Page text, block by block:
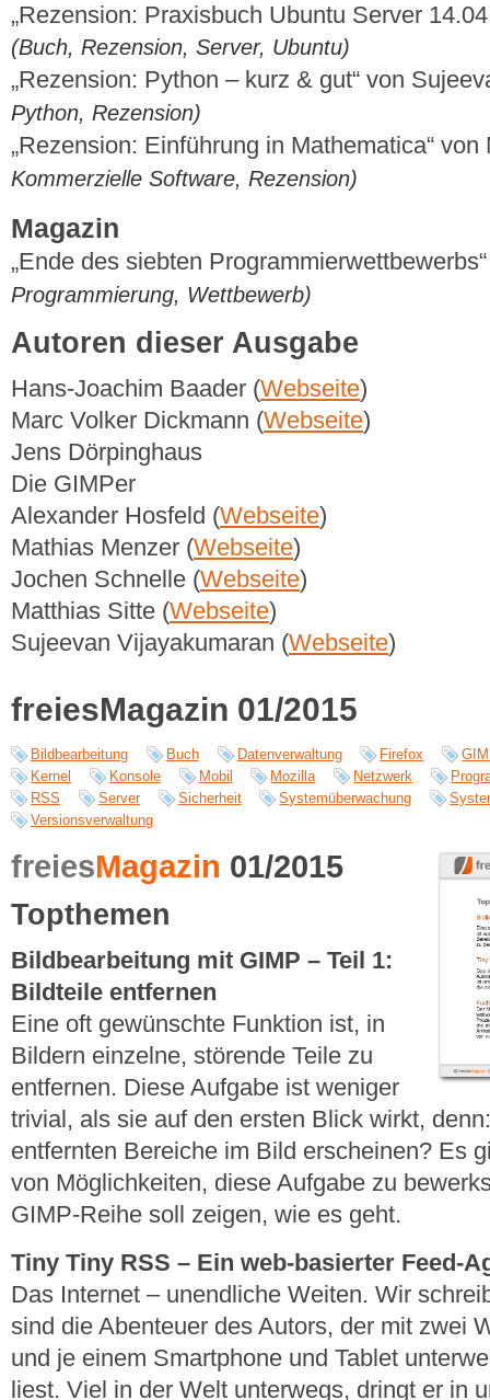
„Rezension: Praxisbuch Ubuntu Server
(Buch, Rezension, Server, Ubuntu)
„Rezension: Python – kurz & gut“ von
Python, Rezension)
„Rezension: Einführung in Mathematica“
Kommerzielle Software, Rezension)
Magazin
„Ende des siebten
Programmierung, Wettbewerb)
Autoren dieser Ausgabe
Hans-Joachim Baader (Webseite)
Marc Volker Dickmann (Webseite)
Jens Dörpinghaus
Die GIMPer
Alexander Hosfeld (Webseite)
Mathias Menzer (Webseite)
Jochen Schnelle (Webseite)
Matthias Sitte (Webseite)
Sujeevan Vijayakumaran (Webseite)
freiesMagazin 01/2015
Bildbearbeitung Buch Datenverwaltung Firefox
Kernel
Konsole Mobil Mozilla Netzwerk
RSS
Server Sicherheit Systemüberwachung
Versionsverwaltung
freiesMagazin 01/2015
Topthemen
Bildbearbeitung mit GIMP – Teil 1:
Bildteile entfernen
Eine oft gewünschte Funktion ist, in
Bildern einzelne, störende Teile zu
entfernen. Diese Aufgabe ist weniger
trivial, als sie auf den ersten Blick wirkt,
entfernten Bereiche im Bild erscheinen? Es
von Möglichkeiten, diese Aufgabe zu
GIMP-Reihe soll zeigen, wie es geht.
Tiny Tiny RSS – Ein web-basierter Feed-
Das Internet – unendliche Weiten. Wir
sind die Abenteuer des Autors, der mit zwei
und je einem Smartphone und Tablet
liest. Viel in der Welt unterwegs, dringt er in